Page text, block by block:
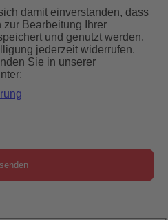
damit einverstanden, dass
Bearbeitung Ihrer
und genutzt werden.
jederzeit widerrufen.
Sie in unserer